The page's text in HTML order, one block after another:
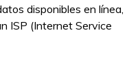
disponibles en línea,
ISP (Internet Service